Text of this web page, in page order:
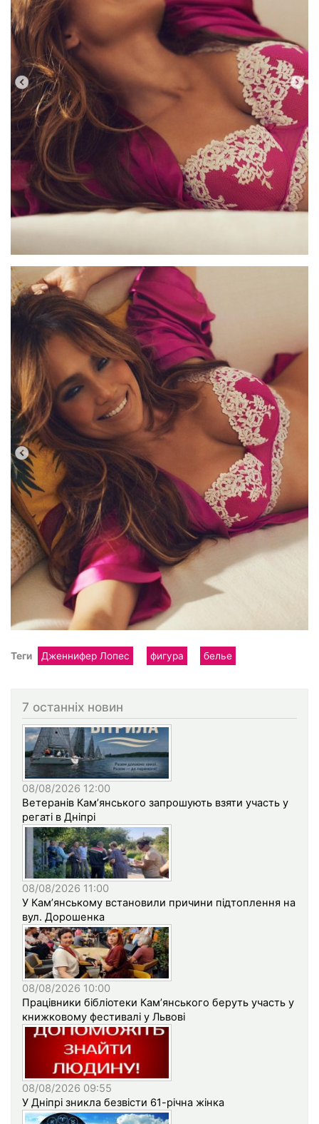
Теги Дженнифер Лопес фигура белье
7 останніх новин
08/08/2026 12:00
Ветеранів Кам’янського запрошують взяти участь у
регаті в Дніпрі
08/08/2026 11:00
У Кам’янському встановили причини підтоплення на
вул. Дорошенка
08/08/2026 10:00
Працівники бібліотеки Кам’янського беруть участь у
книжковому фестивалі у Львові
08/08/2026 09:55
У Дніпрі зникла безвісти 61-річна жінка